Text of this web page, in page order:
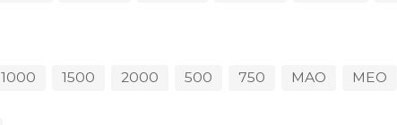
1000 1500 2000 500 750 MAO MEO